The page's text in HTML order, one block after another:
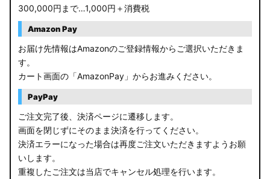
300,000円まで…1,000円＋消費税
Amazon Pay
お届け先情報はAmazonのご登録情報からご選択いただきま
す。
カート画面の「AmazonPay」からお進みください。
PayPay
ご注文完了後、決済ページに遷移します。
画面を閉じずにそのまま決済を行ってください。
決済エラーになった場合は再度ご注文いただきますようお願
いします。
重複したご注文は当店でキャンセル処理を行います。